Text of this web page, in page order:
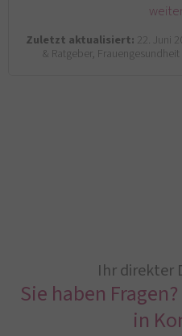
Zuletzt aktualisiert: 22. Juni
& Ratgeber, Frauengesundheit
Ihr direkter
Sie haben
in